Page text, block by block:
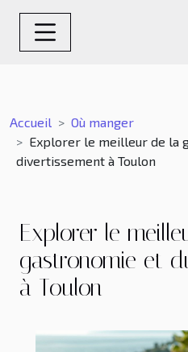
Accueil
Où manger
Explorer le meilleur de la
divertissement à Toulon
Explorer le
gastronomie et
à Toulon